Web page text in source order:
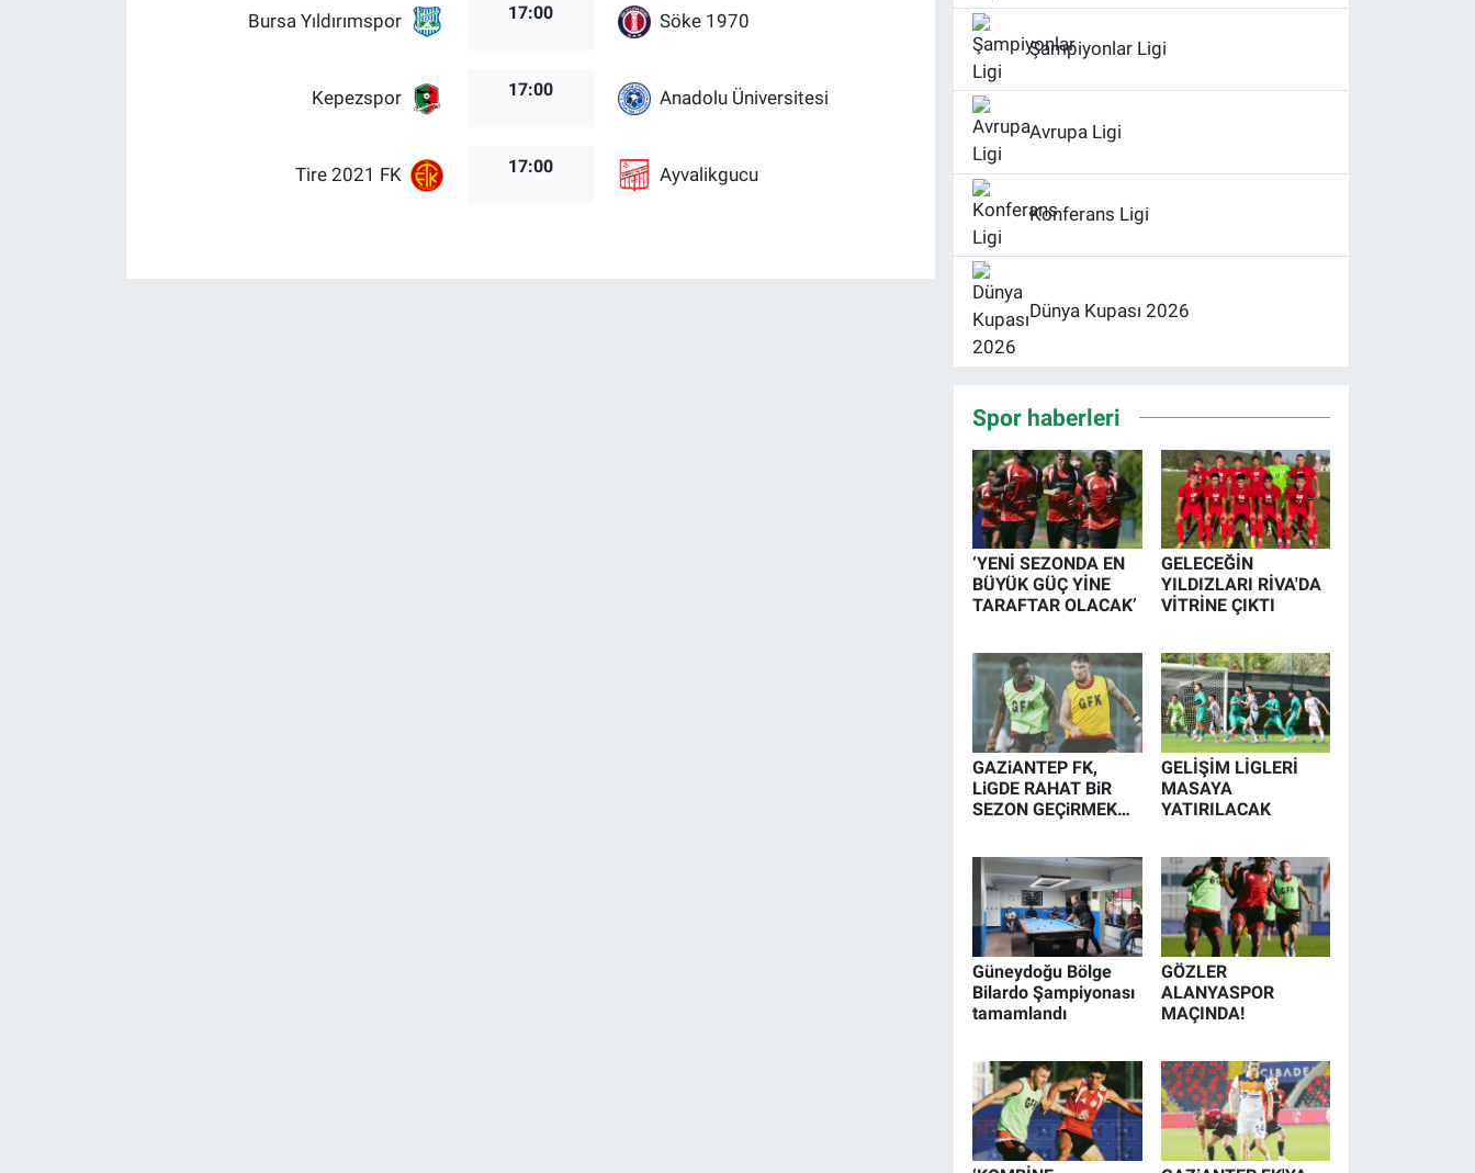
Bursa Yıldırımspor 17:00 Söke 1970
Kepezspor 17:00 Anadolu Üniversitesi
Tire 2021 FK 17:00 Ayvalikgucu
Şampiyonlar Ligi
Avrupa Ligi
Konferans Ligi
Dünya Kupası 2026
Spor haberleri
‘YENİ SEZONDA EN
BÜYÜK GÜÇ YİNE
TARAFTAR OLACAK’
GELECEĞİN
YILDIZLARI RİVA'DA
VİTRİNE ÇIKTI
GAZiANTEP FK,
LiGDE RAHAT BiR
SEZON GEÇiRMEK
GELİŞİM LİGLERİ
MASAYA
YATIRILACAK
Güneydoğu Bölge
Bilardo Şampiyonası
tamamlandı
GÖZLER
ALANYASPOR
MAÇINDA!